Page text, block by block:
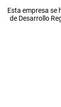
Esta empresa se
de Desarrollo